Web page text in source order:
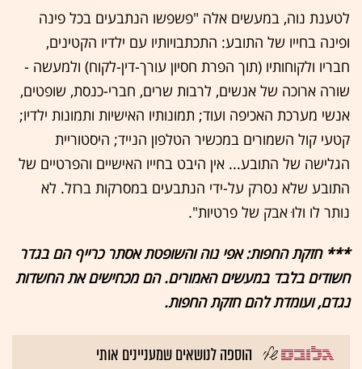
לטענת נוה, במעשים אלה "פשפשו הנתבעים בכל פינה
ופינה בחייו של התובע: התכתבויותיו עם ילדיו הקטינים,
חבריו ולקוחותיו (תוך הפרת חסיון עורך-דין-לקוח) ולמעשה -
שורה ארוכה של אנשים, לרבות שרים, חברי-כנסת, שופטים,
אנשי מערכת האכיפה ועוד; תמונותיו האישיות ותמונות ילדיו;
קטעי קול השמורים במכשיר הטלפון הנייד; היסטוריית
הגלישה של התובע... אין היבט בחייו האישיים והפרטיים של
התובע שלא נסרק על-ידי הנתבעים במסרקות ברזל. לא
נותר לו ולוּ אבק של פרטיות".
*** חזקת החפות: אפי נוה והשופטת אסתר כרייף הם בגדר
חשודים בלבד במעשים האמורים. הם מכחישים את החשדות
נגדם, ועומדת להם חזקת החפות.
הוספה לנושאים שמעניינים אותי